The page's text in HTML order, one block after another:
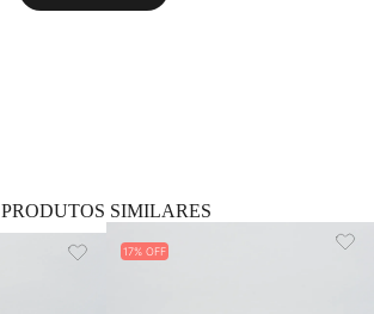
PRODUTOS SIMILARES
17%